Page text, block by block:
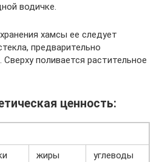
водичке.
хамсы ее следует
предварительно
поливается растительное
ценность:
жиры
углеводы